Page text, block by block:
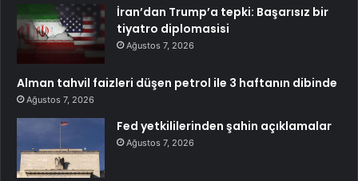
İran’dan Trump’a tepki: Başarısız bir
tiyatro diplomasisi
Ağustos 7, 2026
Alman tahvil faizleri düşen petrol ile 3 haftanın dibinde
Ağustos 7, 2026
Fed yetkililerinden şahin açıklamalar
Ağustos 7, 2026